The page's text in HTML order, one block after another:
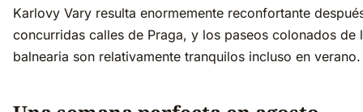
Karlovy Vary resulta enormemente reconfortante
concurridas calles de Praga, y los paseos colonados de
balnearia son relativamente tranquilos incluso en verano.